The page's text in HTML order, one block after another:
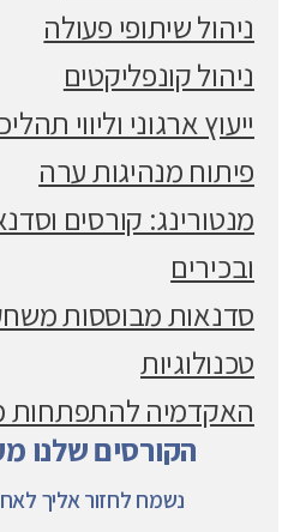
ניהול שיתופי פעולה
ניהול קונפליקטים
ייעוץ ארגוני וליווי
פיתוח מנהיגות ערה
מנטורינג: קורסים
ובכירים
סדנאות מבוססות
טכנולוגיות
האקדמיה להתפתחות
הקורסים שלנו
נשמח לחזור אליך